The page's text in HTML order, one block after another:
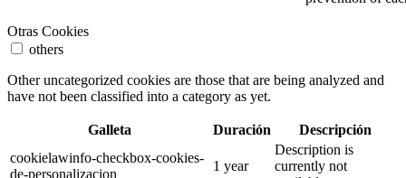
Otras Cookies
others
Other uncategorized cookies are those that are being analyzed and
have not been classified into a category as yet.
Galleta Duración
Descripción
cookielawinfo-checkbox-cookies-
de-personalizacion
1 year
Description is
currently not